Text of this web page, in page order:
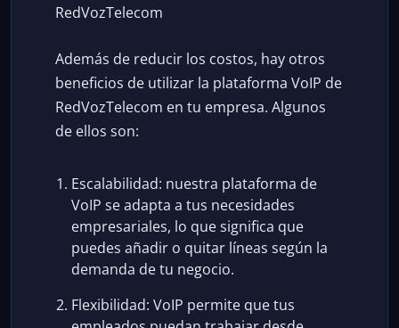
RedVozTelecom
Además de reducir los costos, hay otros
beneficios de utilizar la plataforma VoIP de
RedVozTelecom en tu empresa. Algunos
de ellos son:
Escalabilidad: nuestra plataforma de
VoIP se adapta a tus necesidades
empresariales, lo que significa que
puedes añadir o quitar líneas según la
demanda de tu negocio.
Flexibilidad: VoIP permite que tus